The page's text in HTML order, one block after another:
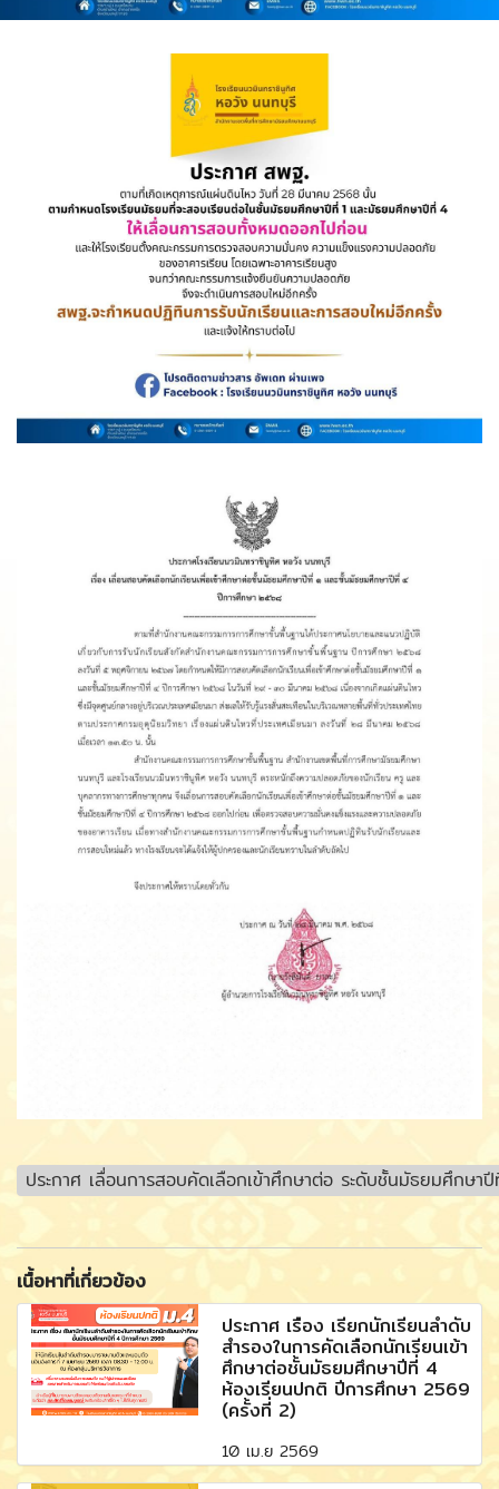
ประกาศ เลื่อนการสอบคัดเลือกเข้าศึกษาต่อ ระดับชั้นมัธยมศึกษ
เนื้อหาที่เกี่ยวข้อง
ประกาศ เรื่อง เรียกนักเรียนลำดับ
สำรองในการคัดเลือกนักเรียนเข้า
ศึกษาต่อชั้นมัธยมศึกษาปีที่ 4
ห้องเรียนปกติ ปีการศึกษา 2569
(ครั้งที่ 2)
10 เม.ย 2569